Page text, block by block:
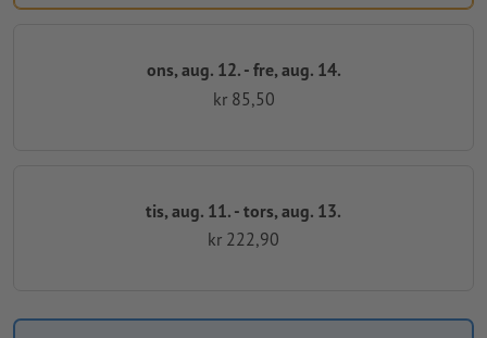
ons, aug. 12. - fre, aug. 14.
kr 85,50
tis, aug. 11. - tors, aug. 13.
kr 222,90